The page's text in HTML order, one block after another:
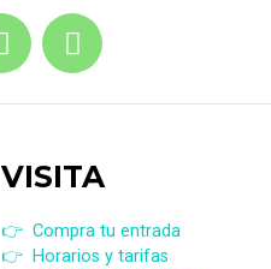
VISITA
👉 Compra tu entrada
👉 Horarios y tarifas